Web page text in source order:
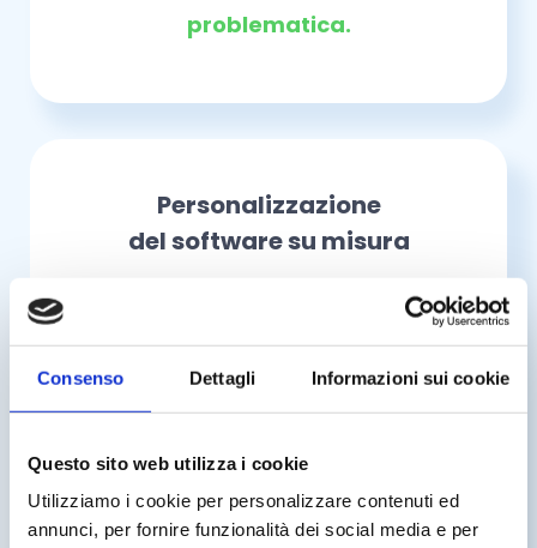
Consenso Dettagli Informazioni sui cookie
Questo sito web utilizza i cookie
Utilizziamo i cookie per personalizzare contenuti ed
annunci, per fornire funzionalità dei social media e per
problematica.
Personalizzazione
del software su misura
dalle tue esigenze,
attraverso la nostra consulenza, fino
ad arrivare al prodotto su misura.Un
modella sulle esigenze di chi lo
utilizza: dalle piccole cooperative, agli